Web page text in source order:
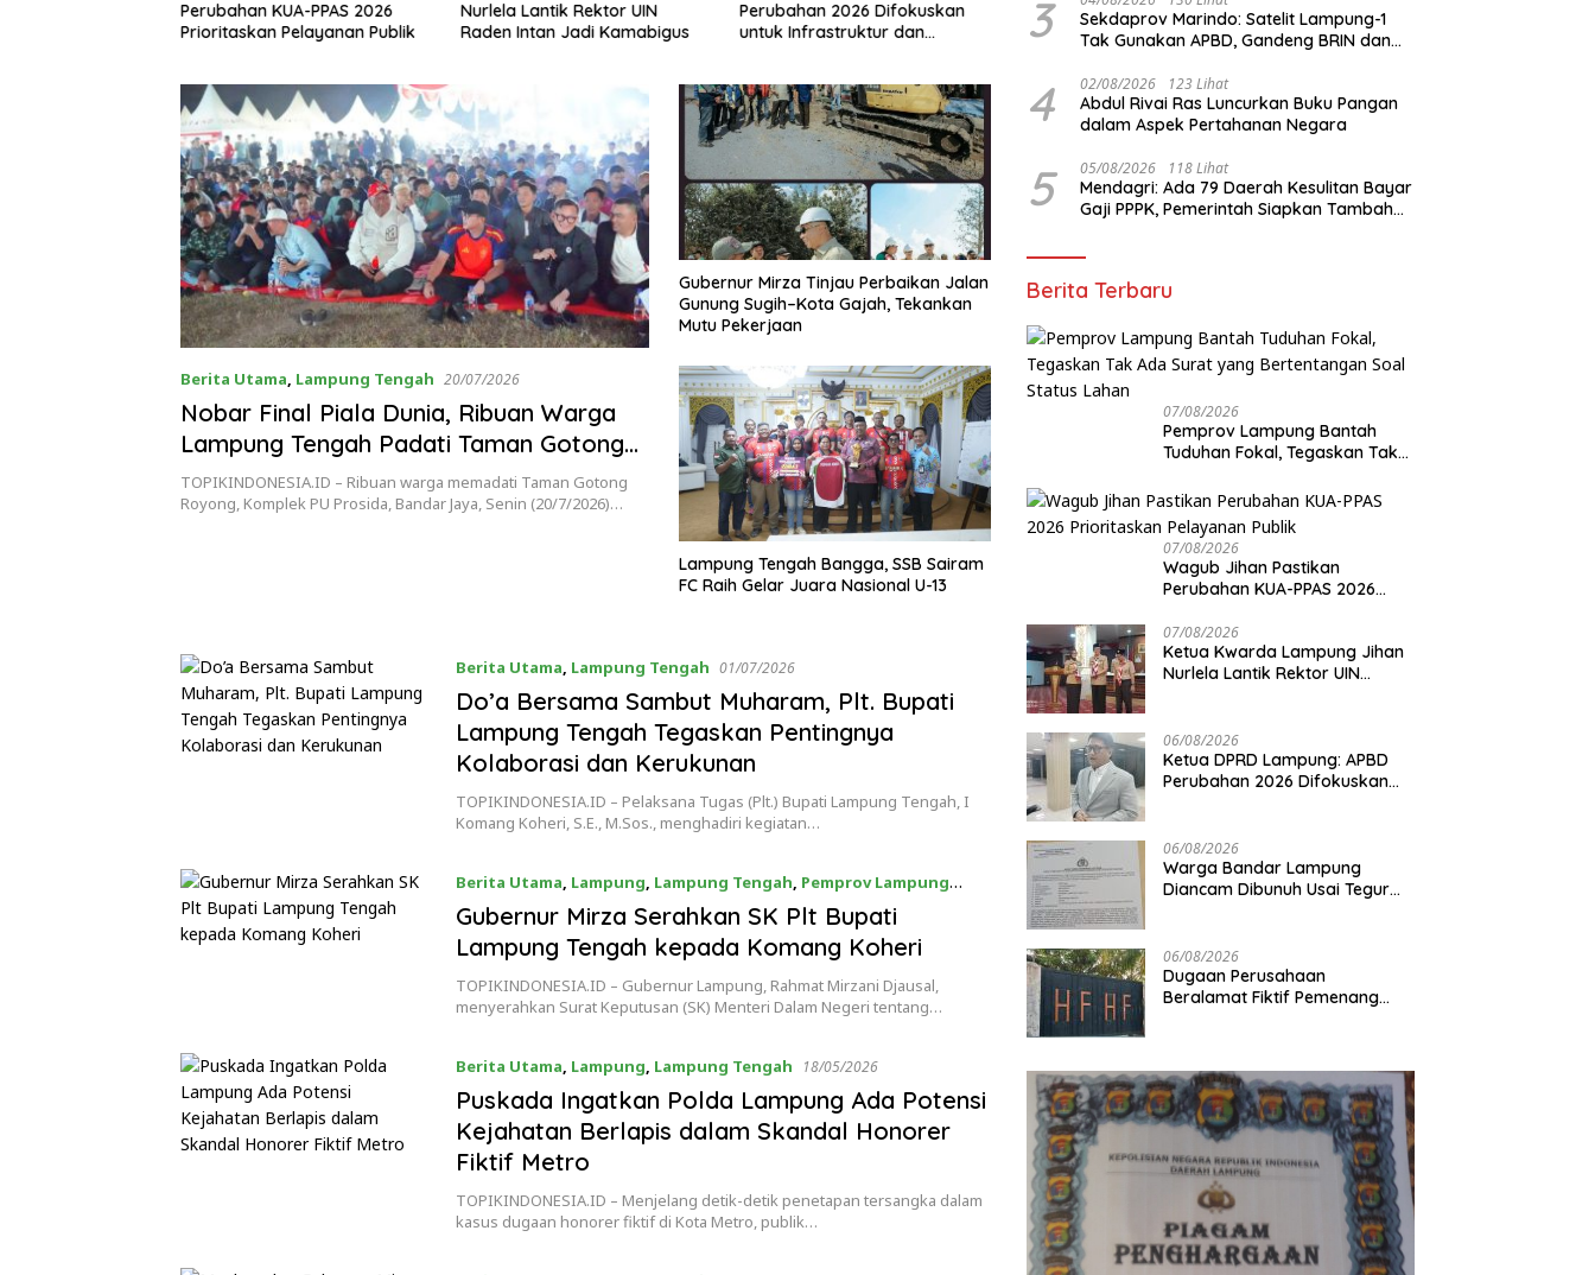
Perubahan KUA-PPAS 2026
Prioritaskan Pelayanan Publik
Nurlela Lantik Rektor UIN
Raden Intan Jadi Kamabigus
Perubahan 2026 Difokuskan
untuk Infrastruktur dan
Diancam Dibunuh Usai Tegur
Tetangga Berisik Malam Hari
Beralamat Fiktif Pemenang
Proyek Kejati dan Kejari di
Lampung, Alamat Kantor
Lahan Kosong, Dinas PKPCK
Disorot
Berita Utama, Lampung Tengah 20/07/2026
Nobar Final Piala Dunia, Ribuan Warga
Lampung Tengah Padati Taman Gotong
Royong
TOPIKINDONESIA.ID – Ribuan warga memadati Taman Gotong
Royong, Komplek PU Prosida, Bandar Jaya, Senin (20/7/2026)…
Gubernur Mirza Tinjau Perbaikan Jalan
Gunung Sugih–Kota Gajah, Tekankan
Mutu Pekerjaan
Lampung Tengah Bangga, SSB Sairam
FC Raih Gelar Juara Nasional U-13
Berita Utama, Lampung Tengah 01/07/2026
Do’a Bersama Sambut Muharam, Plt. Bupati
Lampung Tengah Tegaskan Pentingnya
Kolaborasi dan Kerukunan
TOPIKINDONESIA.ID – Pelaksana Tugas (Plt.) Bupati Lampung Tengah, I
Komang Koheri, S.E., M.Sos., menghadiri kegiatan…
Berita Utama, Lampung, Lampung Tengah, Pemprov Lampung
23/06/2026
Gubernur Mirza Serahkan SK Plt Bupati
Lampung Tengah kepada Komang Koheri
TOPIKINDONESIA.ID – Gubernur Lampung, Rahmat Mirzani Djausal,
menyerahkan Surat Keputusan (SK) Menteri Dalam Negeri tentang…
Berita Utama, Lampung, Lampung Tengah 18/05/2026
Puskada Ingatkan Polda Lampung Ada Potensi
Kejahatan Berlapis dalam Skandal Honorer
Fiktif Metro
TOPIKINDONESIA.ID – Menjelang detik-detik penetapan tersangka dalam
kasus dugaan honorer fiktif di Kota Metro, publik…
3
Sekdaprov Marindo: Satelit Lampung-1
Tak Gunakan APBD, Gandeng BRIN dan
Berbasis Data
4 02/08/2026 123 Lihat
Abdul Rivai Ras Luncurkan Buku Pangan
dalam Aspek Pertahanan Negara
5 05/08/2026 118 Lihat
Mendagri: Ada 79 Daerah Kesulitan Bayar
Gaji PPPK, Pemerintah Siapkan Tambahan
Berita Terbaru
07/08/2026
Pemprov Lampung Bantah
Tuduhan Fokal, Tegaskan Tak
Soal Status Lahan
07/08/2026
Wagub Jihan Pastikan
Perubahan KUA-PPAS 2026
07/08/2026
Ketua Kwarda Lampung Jihan
Nurlela Lantik Rektor UIN
06/08/2026
Ketua DPRD Lampung: APBD
Perubahan 2026 Difokuskan
06/08/2026
Warga Bandar Lampung
Diancam Dibunuh Usai Tegur
06/08/2026
Dugaan Perusahaan
Beralamat Fiktif Pemenang
Lahan Kosong, Dinas PKPCK
Disorot